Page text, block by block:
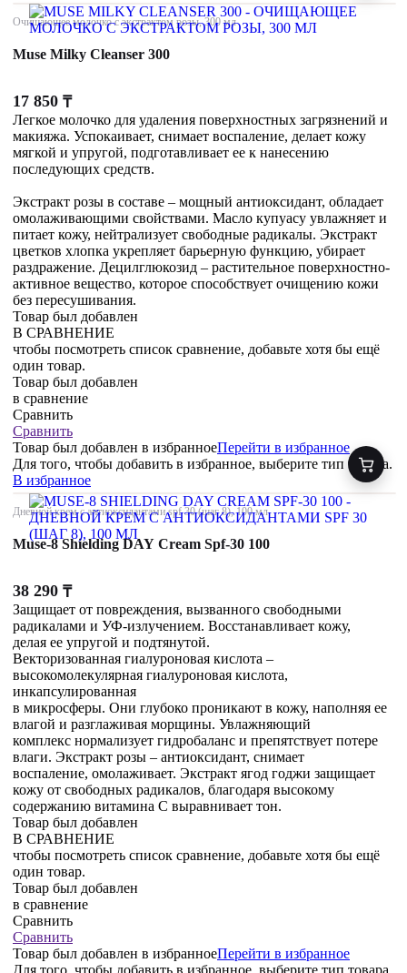
Очищающее молочко с экстрактом розы, 300 мл
Muse Milky Cleanser 300
17 850 ₸
Легкое молочко для удаления поверхностных загрязнений и
макияжа. Успокаивает, снимает воспаление, делает кожу
мягкой и упругой, подготавливает ее к нанесению
последующих средств.
Экстракт розы в составе – мощный антиоксидант, обладает
омолаживающими свойствами. Масло купуасу увлажняет и
питает кожу, нейтрализует свободные радикалы. Экстракт
цветков хлопка укрепляет барьерную функцию, убирает
раздражение. Децилглюкозид – растительное поверхностно-
активное вещество, которое способствует очищению кожи
без пересушивания.
Товар был добавлен
В СРАВНЕНИЕ
чтобы посмотреть список сравнение, добавьте хотя бы ещё
один товар.
Товар был добавлен
в сравнение
Сравнить
Сравнить
Товар был добавлен в избранноеПерейти в избранное
Для того, чтобы добавить в избранное, выберите тип товара.
В избранное
Дневной крем с антиоксидантами spf 30 (шаг 8), 100 мл
Muse-8 Shielding DAY Cream Spf-30 100
38 290 ₸
Защищает от повреждения, вызванного свободными
радикалами и УФ-излучением. Восстанавливает кожу,
делая ее упругой и подтянутой.
Векторизованная гиалуроновая кислота –
высокомолекулярная гиалуроновая кислота,
инкапсулированная
в микросферы. Они глубоко проникают в кожу, наполняя ее
влагой и разглаживая морщины. Увлажняющий
комплекс нормализует гидробаланс и препятствует потере
влаги. Экстракт розы – антиоксидант, снимает
воспаление, омолаживает. Экстракт ягод годжи защищает
кожу от свободных радикалов, благодаря высокому
содержанию витамина С выравнивает тон.
Товар был добавлен
В СРАВНЕНИЕ
чтобы посмотреть список сравнение, добавьте хотя бы ещё
один товар.
Товар был добавлен
в сравнение
Сравнить
Сравнить
Товар был добавлен в избранноеПерейти в избранное